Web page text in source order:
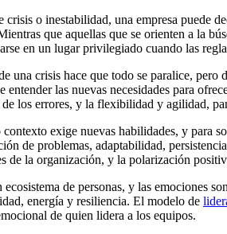
crisis o inestabilidad, una empresa puede
que aquellas que se orienten a la
en un lugar privilegiado cuando las
una crisis hace que todo se paralice, pero
las nuevas necesidades para
los errores, y la flexibilidad y agilidad,
exige nuevas habilidades, y para
de problemas, adaptabilidad,
de la organización, y la polarización
ecosistema de personas, y las emociones
energía y resiliencia. El modelo de
de quien lidera a los equipos.